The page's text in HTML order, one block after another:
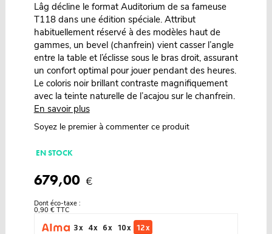
Lâg décline le format Auditorium de sa fameuse
T118 dans une édition spéciale. Attribut
habituellement réservé à des modèles haut de
gammes, un bevel (chanfrein) vient casser l’angle
entre la table et l’éclisse sous le bras droit, assurant
un confort optimal pour jouer pendant des heures.
Le coloris noir brillant contraste magnifiquement
avec la teinte naturelle de l’acajou sur le chanfrein.
En savoir plus
Soyez le premier à commenter ce produit
EN STOCK
679,00 €
Dont éco-taxe :
0,90 € TTC
3 x
4 x 6 x 10 x 12 x